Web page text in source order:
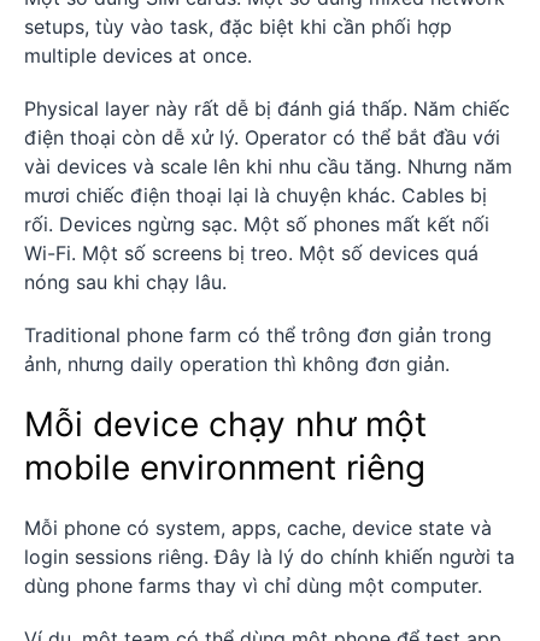
setups, tùy vào task, đặc biệt khi cần phối hợp
multiple devices at once.
Physical layer này rất dễ bị đánh giá thấp. Năm chiếc
điện thoại còn dễ xử lý. Operator có thể bắt đầu với
vài devices và scale lên khi nhu cầu tăng. Nhưng năm
mươi chiếc điện thoại lại là chuyện khác. Cables bị
rối. Devices ngừng sạc. Một số phones mất kết nối
Wi-Fi. Một số screens bị treo. Một số devices quá
nóng sau khi chạy lâu.
Traditional phone farm có thể trông đơn giản trong
ảnh, nhưng daily operation thì không đơn giản.
Mỗi device chạy như một
mobile environment riêng
Mỗi phone có system, apps, cache, device state và
login sessions riêng. Đây là lý do chính khiến người ta
dùng phone farms thay vì chỉ dùng một computer.